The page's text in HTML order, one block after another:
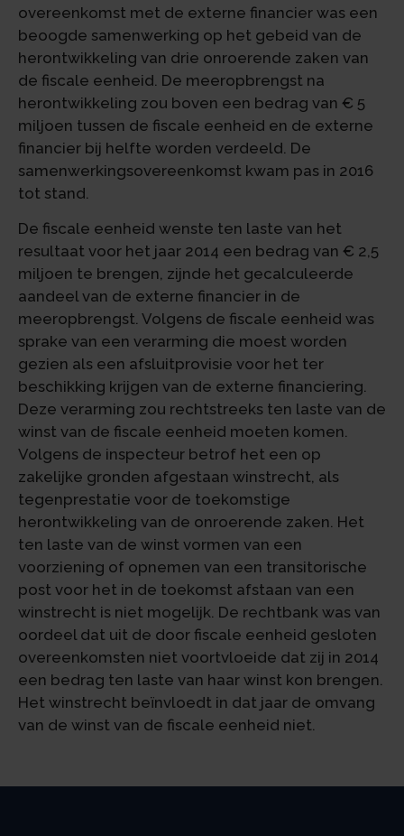
overeenkomst met de externe financier was een
beoogde samenwerking op het gebeid van de
herontwikkeling van drie onroerende zaken van
de fiscale eenheid. De meeropbrengst na
herontwikkeling zou boven een bedrag van € 5
miljoen tussen de fiscale eenheid en de externe
financier bij helfte worden verdeeld. De
samenwerkingsovereenkomst kwam pas in 2016
tot stand.
De fiscale eenheid wenste ten laste van het
resultaat voor het jaar 2014 een bedrag van € 2,5
miljoen te brengen, zijnde het gecalculeerde
aandeel van de externe financier in de
meeropbrengst. Volgens de fiscale eenheid was
sprake van een verarming die moest worden
gezien als een afsluitprovisie voor het ter
beschikking krijgen van de externe financiering.
Deze verarming zou rechtstreeks ten laste van de
winst van de fiscale eenheid moeten komen.
Volgens de inspecteur betrof het een op
zakelijke gronden afgestaan winstrecht, als
tegenprestatie voor de toekomstige
herontwikkeling van de onroerende zaken. Het
ten laste van de winst vormen van een
voorziening of opnemen van een transitorische
post voor het in de toekomst afstaan van een
winstrecht is niet mogelijk. De rechtbank was van
oordeel dat uit de door fiscale eenheid gesloten
overeenkomsten niet voortvloeide dat zij in 2014
een bedrag ten laste van haar winst kon brengen.
Het winstrecht beïnvloedt in dat jaar de omvang
van de winst van de fiscale eenheid niet.